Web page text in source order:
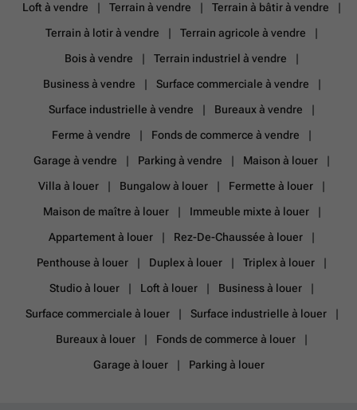
Loft à vendre
Terrain à vendre
Terrain à bâtir à vendre
Terrain à lotir à vendre
Terrain agricole à vendre
Bois à vendre
Terrain industriel à vendre
Business à vendre
Surface commerciale à vendre
Surface industrielle à vendre
Bureaux à vendre
Ferme à vendre
Fonds de commerce à vendre
Garage à vendre
Parking à vendre
Maison à louer
Villa à louer
Bungalow à louer
Fermette à louer
Maison de maître à louer
Immeuble mixte à louer
Appartement à louer
Rez-De-Chaussée à louer
Penthouse à louer
Duplex à louer
Triplex à louer
Studio à louer
Loft à louer
Business à louer
Surface commerciale à louer
Surface industrielle à louer
Bureaux à louer
Fonds de commerce à louer
Garage à louer
Parking à louer